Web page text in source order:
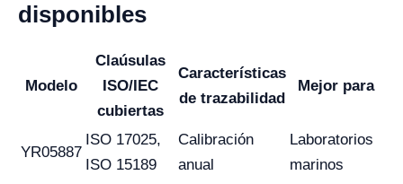
disponibles
Modelo
Claúsulas
ISO/IEC
cubiertas
Características
de trazabilidad
Mejor para
YR05887
ISO 17025,
ISO 15189
Calibración
anual
Laboratorios
marinos